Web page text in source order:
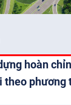
hoàn
theo